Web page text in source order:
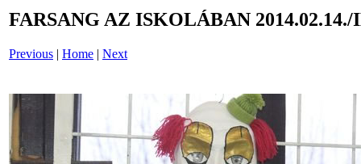
FARSANG AZ ISKOLÁBAN 2014.02.14./
Previous | Home | Next